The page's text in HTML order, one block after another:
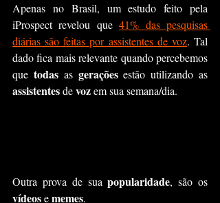
Apenas no Brasil, um estudo feito pela
iProspect revelou que 41% das pesquisas
diárias são feitas por assistentes de voz. Tal
dado fica mais relevante quando percebemos
que todas as gerações
assistentes de voz em sua semana/dia.
Outra prova de sua popularidade
vídeos e memes.